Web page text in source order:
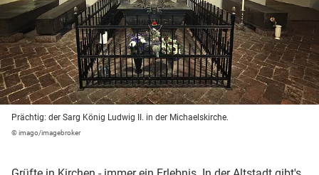
Prächtig: der Sarg König Ludwig II. in der Michaelskirche.
© imago/imagebroker